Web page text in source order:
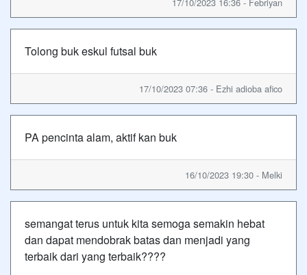
Tolong buk eskul futsal buk
17/10/2023 07:36 - Ezhi adioba afico
PA pencinta alam, aktif kan buk
16/10/2023 19:30 - Melki
semangat terus untuk kita semoga semakin hebat
dan dapat mendobrak batas dan menjadi yang
terbaik dari yang terbaik????